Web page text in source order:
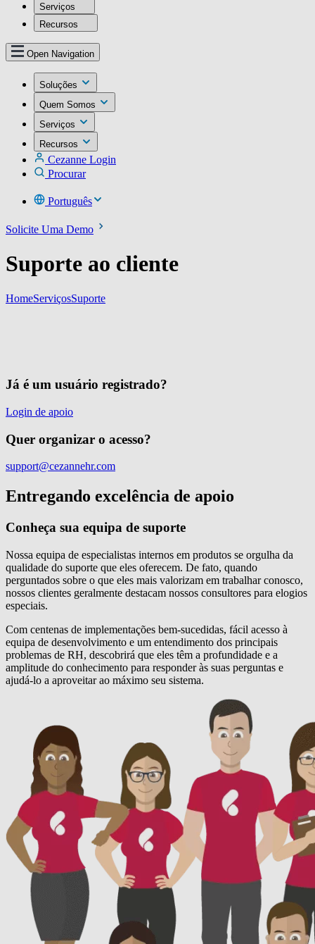
Serviços
Recursos
Open Navigation
Soluções
Quem Somos
Serviços
Recursos
Cezanne Login
Procurar
Português
Solicite Uma Demo
​Suporte ao cliente
HomeServiçosSuporte
Já é um usuário registrado?
Login de apoio
Quer organizar o acesso?
support@cezannehr.com
Entregando excelência de apoio
Conheça sua equipa de suporte
Nossa equipa de especialistas internos em produtos se orgulha da
qualidade do suporte que eles oferecem. De fato, quando
perguntados sobre o que eles mais valorizam em trabalhar conosco,
nossos clientes geralmente destacam nossos consultores para elogios
especiais.
Com centenas de implementações bem-sucedidas, fácil acesso à
equipa de desenvolvimento e um entendimento dos principais
problemas de RH, descobrirá que eles têm a profundidade e a
amplitude do conhecimento para responder às suas perguntas e
ajudá-lo a aproveitar ao máximo seu sistema.